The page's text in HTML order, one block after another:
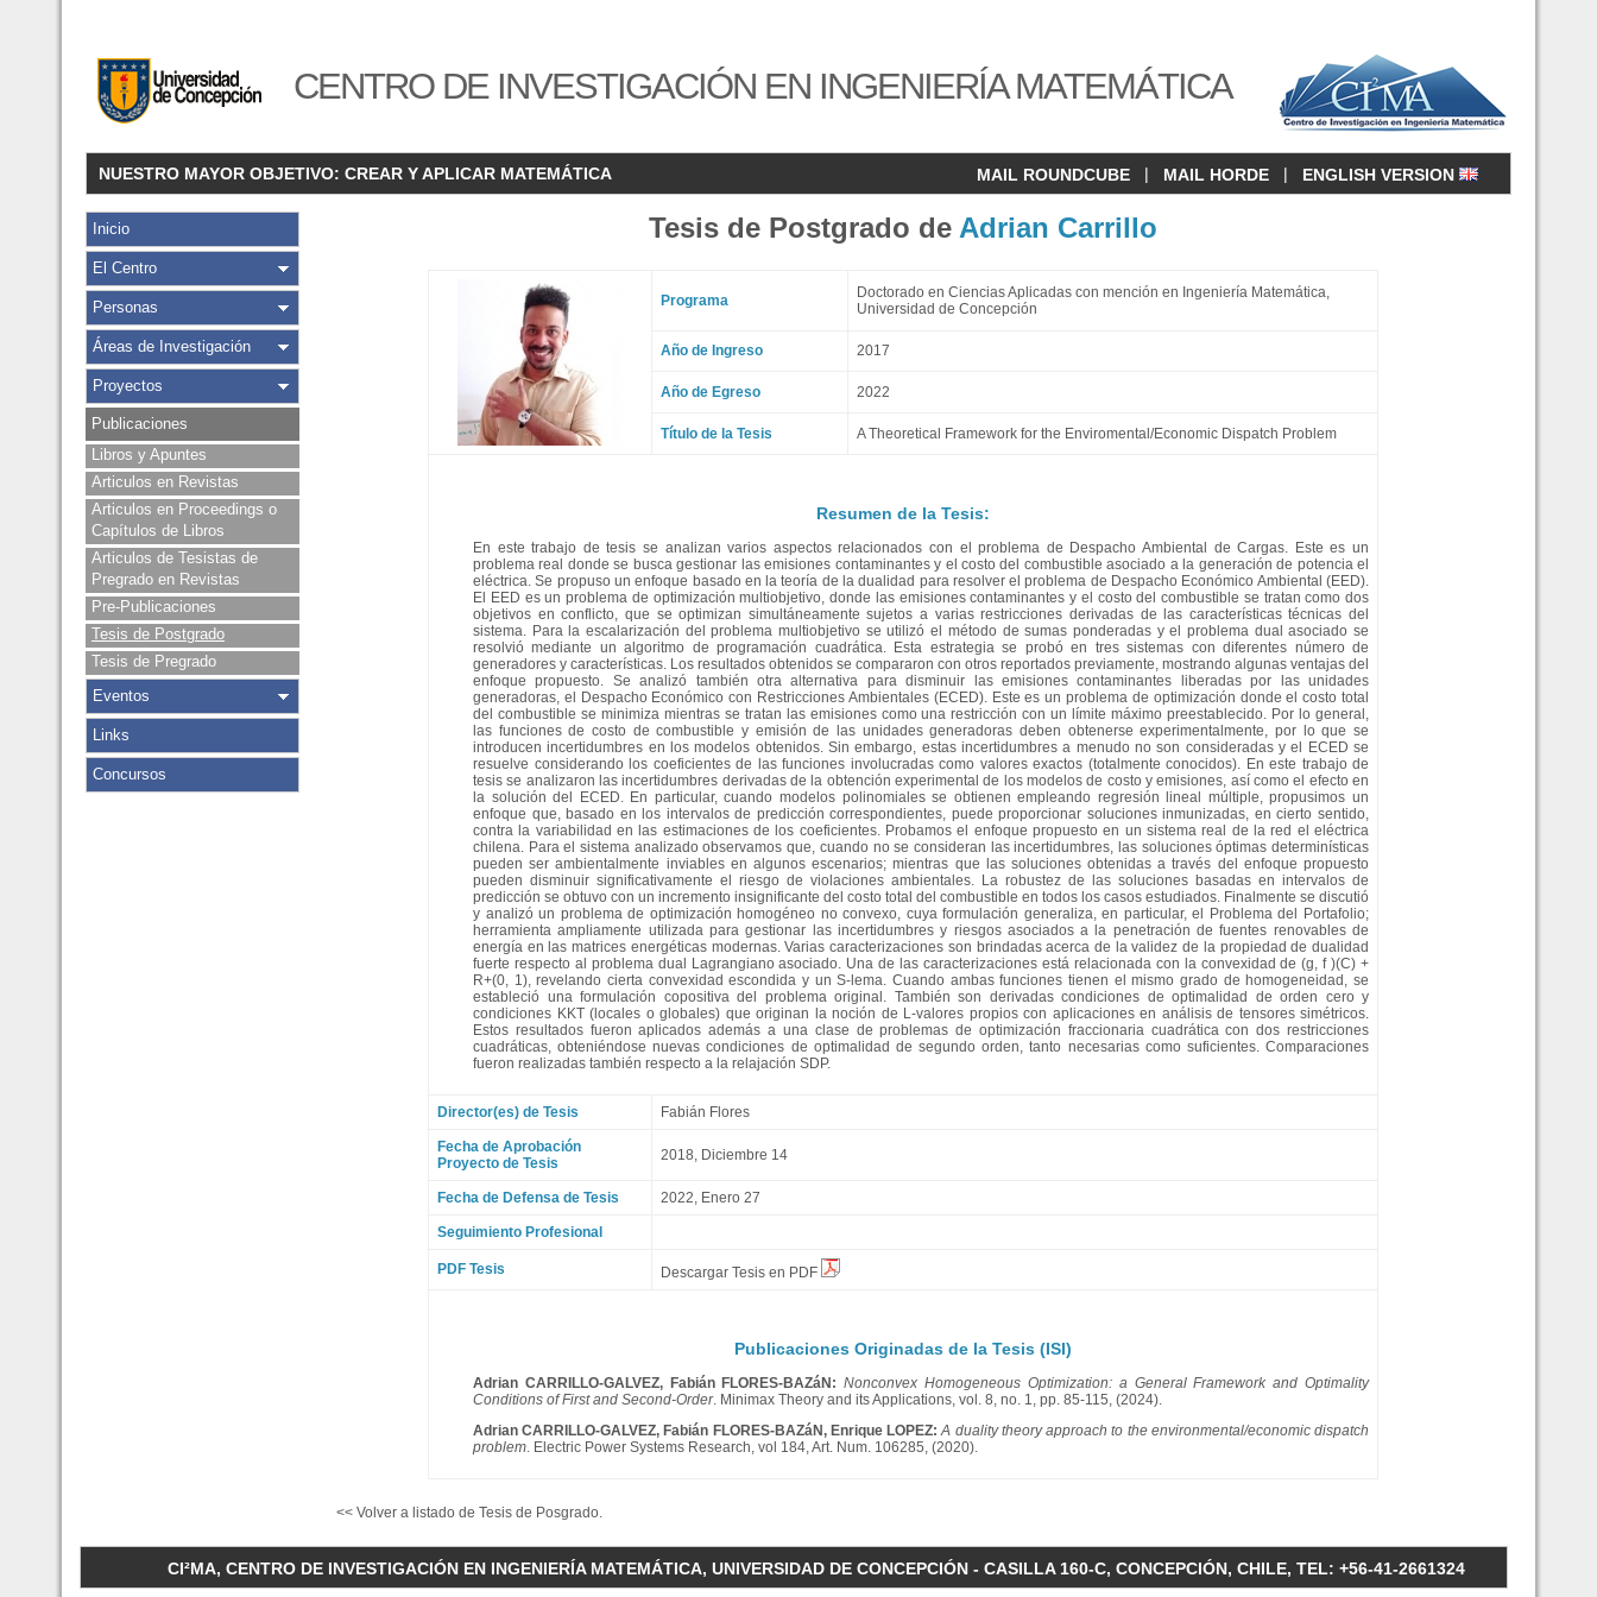
CENTRO DE INVESTIGACIÓN EN INGENIERÍA MATEMÁTICA
NUESTRO MAYOR OBJETIVO: CREAR Y APLICAR MATEMÁTICA MAIL ROUNDCUBE | MAIL HORDE | ENGLISH VERSION
Inicio
El Centro
Personas
Áreas de Investigación
Proyectos
Publicaciones
Libros y Apuntes
Articulos en Revistas
Articulos en Proceedings o
Capítulos de Libros
Articulos de Tesistas de
Pregrado en Revistas
Pre-Publicaciones
Tesis de Postgrado
Tesis de Pregrado
Eventos
Links
Concursos
Tesis de Postgrado de Adrian Carrillo
Programa
Doctorado en Ciencias Aplicadas con mención en Ingeniería Matemática,
Universidad de Concepción
Año de Ingreso 2017
Año de Egreso 2022
Título de la Tesis A Theoretical Framework for the Enviromental/Economic Dispatch Problem
Resumen de la Tesis:
En este trabajo de tesis se analizan varios aspectos relacionados con el problema de Despacho Ambiental de Cargas. Este es un
problema real donde se busca gestionar las emisiones contaminantes y el costo del combustible asociado a la generación de potencia el
eléctrica. Se propuso un enfoque basado en la teoría de la dualidad para resolver el problema de Despacho Económico Ambiental (EED).
El EED es un problema de optimización multiobjetivo, donde las emisiones contaminantes y el costo del combustible se tratan como dos
objetivos en conflicto, que se optimizan simultáneamente sujetos a varias restricciones derivadas de las características técnicas del
sistema. Para la escalarización del problema multiobjetivo se utilizó el método de sumas ponderadas y el problema dual asociado se
resolvió mediante un algoritmo de programación cuadrática. Esta estrategia se probó en tres sistemas con diferentes número de
generadores y características. Los resultados obtenidos se compararon con otros reportados previamente, mostrando algunas ventajas del
enfoque propuesto. Se analizó también otra alternativa para disminuir las emisiones contaminantes liberadas por las unidades
generadoras, el Despacho Económico con Restricciones Ambientales (ECED). Este es un problema de optimización donde el costo total
del combustible se minimiza mientras se tratan las emisiones como una restricción con un límite máximo preestablecido. Por lo general,
las funciones de costo de combustible y emisión de las unidades generadoras deben obtenerse experimentalmente, por lo que se
introducen incertidumbres en los modelos obtenidos. Sin embargo, estas incertidumbres a menudo no son consideradas y el ECED se
resuelve considerando los coeficientes de las funciones involucradas como valores exactos (totalmente conocidos). En este trabajo de
tesis se analizaron las incertidumbres derivadas de la obtención experimental de los modelos de costo y emisiones, así como el efecto en
la solución del ECED. En particular, cuando modelos polinomiales se obtienen empleando regresión lineal múltiple, propusimos un
enfoque que, basado en los intervalos de predicción correspondientes, puede proporcionar soluciones inmunizadas, en cierto sentido,
contra la variabilidad en las estimaciones de los coeficientes. Probamos el enfoque propuesto en un sistema real de la red el eléctrica
chilena. Para el sistema analizado observamos que, cuando no se consideran las incertidumbres, las soluciones óptimas determinísticas
pueden ser ambientalmente inviables en algunos escenarios; mientras que las soluciones obtenidas a través del enfoque propuesto
pueden disminuir significativamente el riesgo de violaciones ambientales. La robustez de las soluciones basadas en intervalos de
predicción se obtuvo con un incremento insignificante del costo total del combustible en todos los casos estudiados. Finalmente se discutió
y analizó un problema de optimización homogéneo no convexo, cuya formulación generaliza, en particular, el Problema del Portafolio;
herramienta ampliamente utilizada para gestionar las incertidumbres y riesgos asociados a la penetración de fuentes renovables de
energía en las matrices energéticas modernas. Varias caracterizaciones son brindadas acerca de la validez de la propiedad de dualidad
fuerte respecto al problema dual Lagrangiano asociado. Una de las caracterizaciones está relacionada con la convexidad de (g, f )(C) +
R+(0, 1), revelando cierta convexidad escondida y un S-lema. Cuando ambas funciones tienen el mismo grado de homogeneidad, se
estableció una formulación copositiva del problema original. También son derivadas condiciones de optimalidad de orden cero y
condiciones KKT (locales o globales) que originan la noción de L-valores propios con aplicaciones en análisis de tensores simétricos.
Estos resultados fueron aplicados además a una clase de problemas de optimización fraccionaria cuadrática con dos restricciones
cuadráticas, obteniéndose nuevas condiciones de optimalidad de segundo orden, tanto necesarias como suficientes. Comparaciones
fueron realizadas también respecto a la relajación SDP.
Director(es) de Tesis Fabián Flores
Fecha de Aprobación
Proyecto de Tesis
2018, Diciembre 14
Fecha de Defensa de Tesis 2022, Enero 27
Seguimiento Profesional
PDF Tesis Descargar Tesis en PDF
Publicaciones Originadas de la Tesis (ISI)
Adrian CARRILLO-GALVEZ, Fabián FLORES-BAZáN:Nonconvex Homogeneous Optimization: a General Framework and Optimality
Conditions of First and Second-Order. Minimax Theory and its Applications, vol. 8, no. 1, pp. 85-115, (2024).
Adrian CARRILLO-GALVEZ, Fabián FLORES-BAZáN, Enrique LOPEZ:A duality theory approach to the environmental/economic dispatch
problem. Electric Power Systems Research, vol 184, Art. Num. 106285, (2020).
<< Volver a listado de Tesis de Posgrado.
CI²MA, CENTRO DE INVESTIGACIÓN EN INGENIERÍA MATEMÁTICA, UNIVERSIDAD DE CONCEPCIÓN - CASILLA 160-C, CONCEPCIÓN, CHILE, TEL: +56-41-2661324